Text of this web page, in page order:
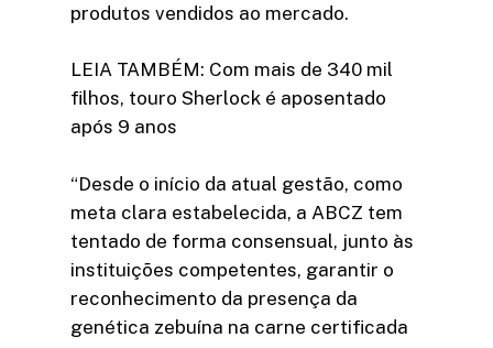
produtos vendidos ao mercado.
LEIA TAMBÉM: Com mais de 340 mil
filhos, touro Sherlock é aposentado
após 9 anos
“Desde o início da atual gestão, como
meta clara estabelecida, a ABCZ tem
tentado de forma consensual, junto às
instituições competentes, garantir o
reconhecimento da presença da
genética zebuína na carne certificada